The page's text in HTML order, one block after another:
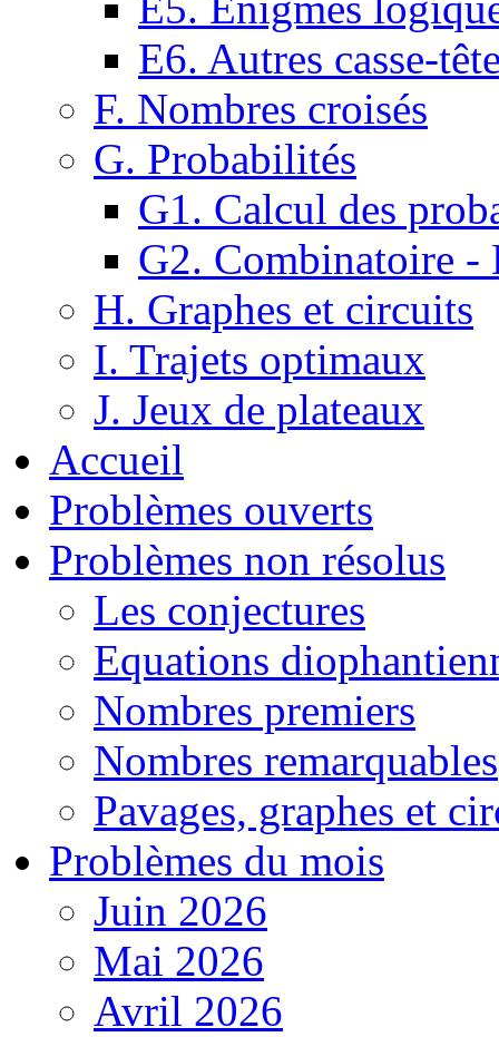
E6. Autres casse-
F. Nombres croisés
G. Probabilités
G1. Calcul des
G2. Combinatoire -
H. Graphes et circuits
I. Trajets optimaux
J. Jeux de plateaux
Accueil
Problèmes ouverts
Problèmes non résolus
Les conjectures
Equations
Nombres premiers
Nombres remarquables
Pavages, graphes et
Problèmes du mois
Juin 2026
Mai 2026
Avril 2026